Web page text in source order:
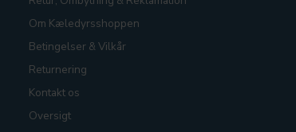
Om Kæledyrsshoppen
Betingelser & Vilkår
Returnering
Kontakt os
Oversigt